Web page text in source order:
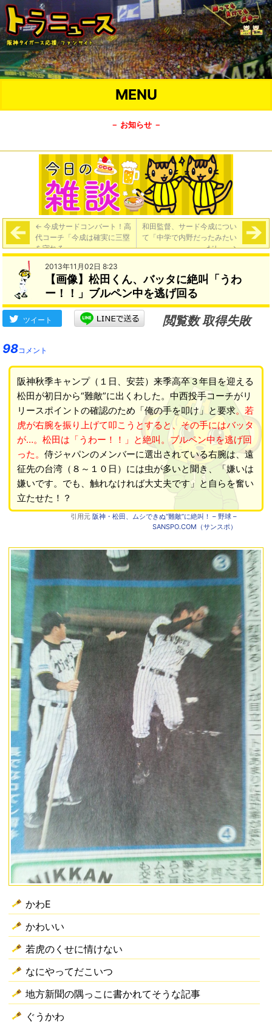
MENU
－ お知らせ －
← 今成サードコンバート！高
代コーチ「今成は確実に三塁
を守れる」
和田監督、サード今成につい
て「中学で内野だったみたい
だし」→
2013年11月02日 8:23
【画像】松田くん、バッタに絶叫「うわ
ー！！」ブルペン中を逃げ回る
ツイート
閲覧数 取得失敗
98コメント
阪神秋季キャンプ（１日、安芸）来季高卒３年目を迎える
松田が初日から“難敵”に出くわした。中西投手コーチがリ
リースポイントの確認のため「俺の手を叩け」と要求。若
虎が右腕を振り上げて叩こうとすると、その手にはバッタ
が…。松田は「うわー！！」と絶叫。ブルペン中を逃げ回
った。 侍ジャパンのメンバーに選出されている右腕は、遠
征先の台湾（８～１０日）には虫が多いと聞き、「嫌いは
嫌いです。でも、触れなければ大丈夫です」と自らを奮い
立たせた！？
引用元 阪神・松田、ムシできぬ“難敵”に絶叫！ – 野球 –
SANSPO.COM（サンスポ）
かわE
かわいい
若虎のくせに情けない
なにやってだこいつ
地方新聞の隅っこに書かれてそうな記事
ぐうかわ